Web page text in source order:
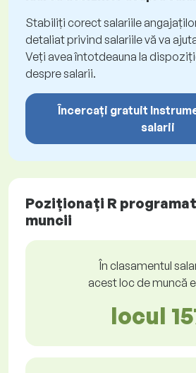
Stabiliți corect salariile
detaliat privind salariile vă va
Veți avea întotdeauna la
despre salarii.
Încercați gratuit
salarii
Poziționați R
muncii
În clasamentul
acest loc de muncă
locul